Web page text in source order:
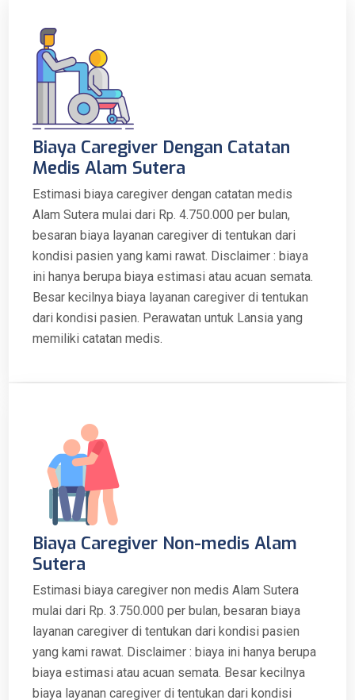
Biaya Caregiver Dengan Catatan
Medis Alam Sutera
Estimasi biaya caregiver dengan catatan medis
Alam Sutera mulai dari Rp. 4.750.000 per bulan,
besaran biaya layanan caregiver di tentukan dari
kondisi pasien yang kami rawat. Disclaimer : biaya
ini hanya berupa biaya estimasi atau acuan semata.
Besar kecilnya biaya layanan caregiver di tentukan
dari kondisi pasien. Perawatan untuk Lansia yang
memiliki catatan medis.
Biaya Caregiver Non-medis Alam
Sutera
Estimasi biaya caregiver non medis Alam Sutera
mulai dari Rp. 3.750.000 per bulan, besaran biaya
layanan caregiver di tentukan dari kondisi pasien
yang kami rawat. Disclaimer : biaya ini hanya berupa
biaya estimasi atau acuan semata. Besar kecilnya
biaya layanan caregiver di tentukan dari kondisi